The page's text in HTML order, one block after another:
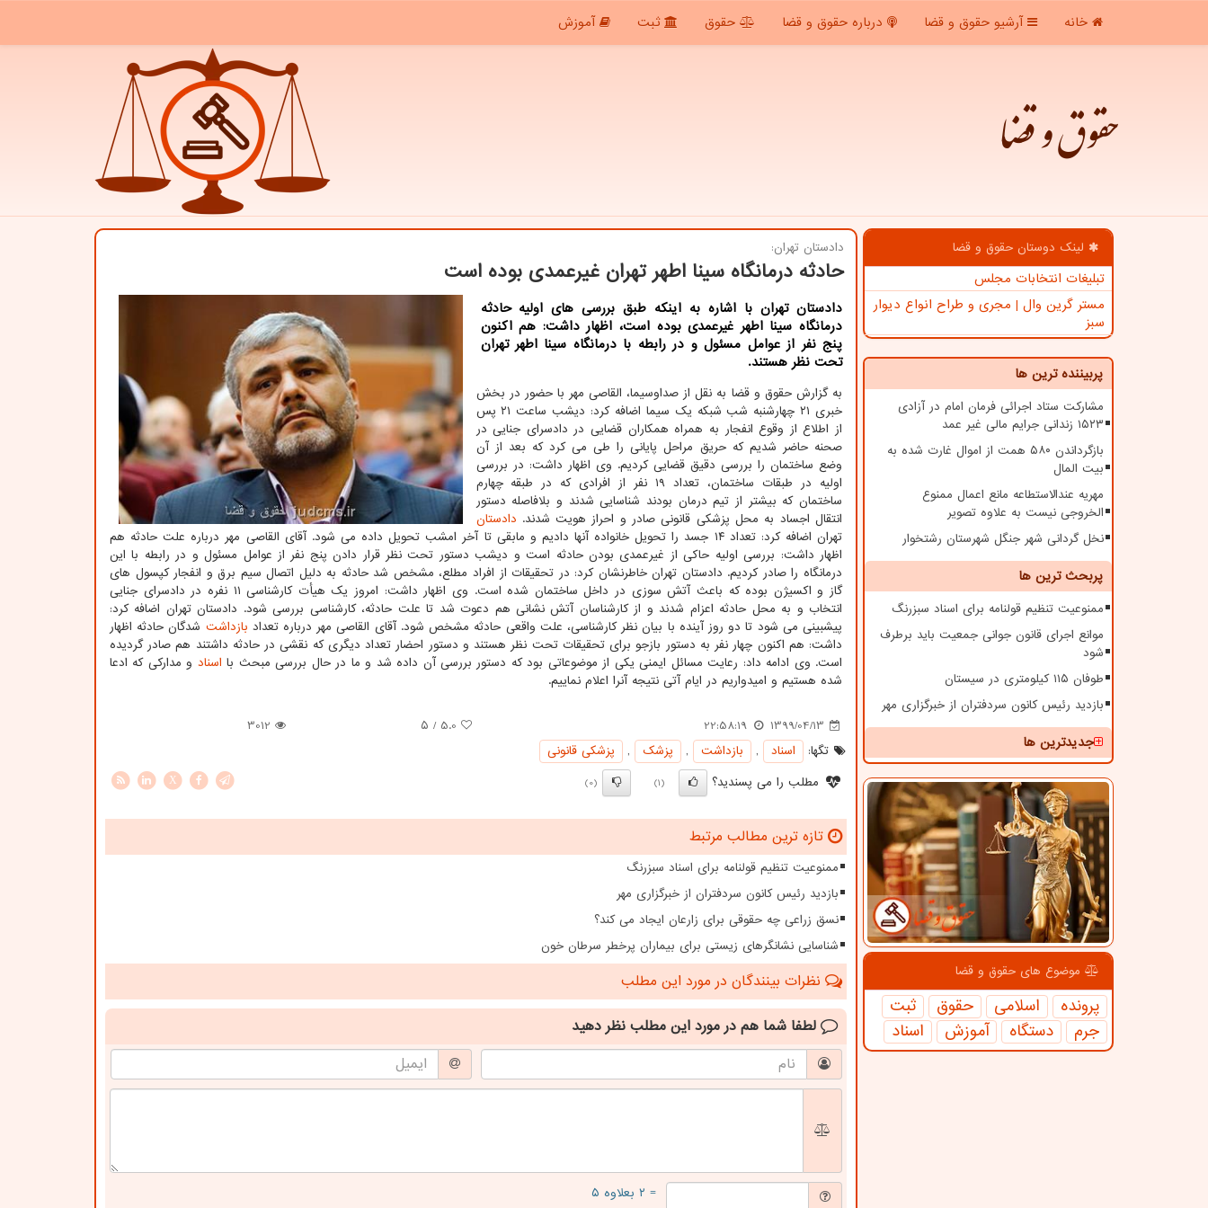
خانه آرشیو حقوق و قضا درباره حقوق و قضا حقوق ثبت آموزش
حقوق و قضا
لینک دوستان حقوق و قضا
تبلیغات انتخابات مجلس
مستر گرین وال | مجری و طراح انواع دیوار
سبز
پربیننده ترین ها
مشارکت ستاد اجرائی فرمان امام در آزادی
۱۵۲۳ زندانی جرایم مالی غیر عمد
بازگرداندن ۵۸۰ همت از اموال غارت شده به
بیت المال
مهریه عندالاستطاعه مانع اعمال ممنوع
الخروجی نیست به علاوه تصویر
نخل گردانی شهر جنگل شهرستان رشتخوار
پربحث ترین ها
ممنوعیت تنظیم قولنامه برای اسناد سبزرنگ
موانع اجرای قانون جوانی جمعیت باید برطرف
شود
طوفان ۱۱۵ کیلومتری در سیستان
بازدید رئیس کانون سردفتران از خبرگزاری مهر
جدیدترین ها
موضوع های حقوق و قضا
پرونده اسلامی حقوق
ثبت
جرم
دستگاه آموزش اسناد
دادستان تهران:
حادثه درمانگاه سینا اطهر تهران غیرعمدی بوده است
دادستان تهران با اشاره به اینكه طبق بررسی های اولیه حادثه
درمانگاه سینا اطهر غیرعمدی بوده است، اظهار داشت: هم اكنون
پنج نفر از عوامل مسئول و در رابطه با درمانگاه سینا اطهر تهران
تحت نظر هستند.
به گزارش حقوق و قضا به نقل از صداوسیما، القاصی مهر با حضور در بخش
خبری ۲۱ چهارشنبه شب شبکه یک سیما اضافه کرد: دیشب ساعت ۲۱ پس
از اطلاع از وقوع انفجار به همراه همکاران قضایی در دادسرای جنایی در
صحنه حاضر شدیم که حریق مراحل پایانی را طی می کرد که بعد از آن
وضع ساختمان را بررسی دقیق قضایی کردیم. وی اظهار داشت: در بررسی
اولیه در طبقات ساختمان، تعداد ۱۹ نفر از افرادی که در طبقه چهارم
ساختمان که بیشتر از تیم درمان بودند شناسایی شدند و بلافاصله دستور
انتقال اجساد به محل پزشکی قانونی صادر و احراز هویت شدند. دادستان
تهران اضافه کرد: تعداد ۱۴ جسد را تحویل خانواده آنها دادیم و مابقی تا آخر امشب تحویل داده می شود. آقای القاصی مهر درباره علت حادثه هم
اظهار داشت: بررسی اولیه حاکی از غیرعمدی بودن حادثه است و دیشب دستور تحت نظر قرار دادن پنج نفر از عوامل مسئول و در رابطه با این
درمانگاه را صادر کردیم. دادستان تهران خاطرنشان کرد: در تحقیقات از افراد مطلع، مشخص شد حادثه به دلیل اتصال سیم برق و انفجار کپسول های
گاز و اکسیژن بوده که باعث آتش سوزی در داخل ساختمان شده است. وی اظهار داشت: امروز یک هیأت کارشناسی ۱۱ نفره در دادسرای جنایی
انتخاب و به محل حادثه اعزام شدند و از کارشناسان آتش نشانی هم دعوت شد تا علت حادثه، کارشناسی بررسی شود. دادستان تهران اضافه کرد:
پیشبینی می شود تا دو روز آینده با بیان نظر کارشناسی، علت واقعی حادثه مشخص شود. آقای القاصی مهر درباره تعداد بازداشت شدگان حادثه اظهار
داشت: هم اکنون چهار نفر به دستور بازجو برای تحقیقات تحت نظر هستند و دستور احضار تعداد دیگری که نقشی در حادثه داشتند هم صادر گردیده
است. وی ادامه داد: رعایت مسائل ایمنی یکی از موضوعاتی بود که دستور بررسی آن داده شد و ما در حال بررسی مبحث با اسناد و مدارکی که ادعا
شده هستیم و امیدواریم در ایام آتی نتیجه آنرا اعلام نماییم.
1399/04/13
22:58:19
5.0 / ۵
3012
تگها:
اسناد , بازداشت , پزشك ,
پزشكی قانونی
مطلب را می پسندید؟
(1)
(0)
X
تازه ترین مطالب مرتبط
ممنوعیت تنظیم قولنامه برای اسناد سبزرنگ
بازدید رئیس کانون سردفتران از خبرگزاری مهر
نسق زراعی چه حقوقی برای زارعان ایجاد می کند؟
شناسایی نشانگرهای زیستی برای بیماران پرخطر سرطان خون
نظرات بینندگان در مورد این مطلب
لطفا شما هم در مورد این مطلب نظر دهید
= ۲ بعلاوه ۵